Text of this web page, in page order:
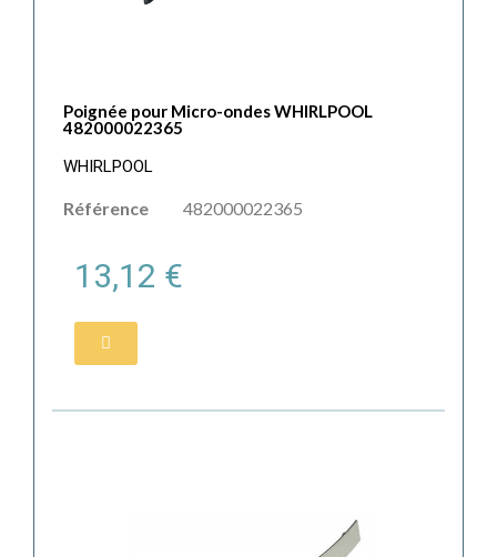
Poignée pour Micro-ondes WHIRLPOOL
482000022365
WHIRLPOOL
Référence 482000022365
13,12 €